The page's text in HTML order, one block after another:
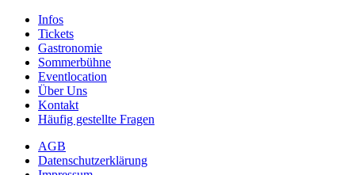
Infos
Tickets
Gastronomie
Sommerbühne
Eventlocation
Über Uns
Kontakt
Häufig gestellte Fragen
AGB
Datenschutzerklärung